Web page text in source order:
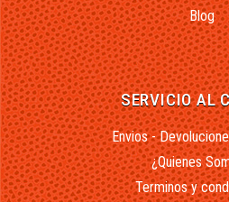
Blog
SERVICIO AL
Envios -
¿Quienes
Terminos y